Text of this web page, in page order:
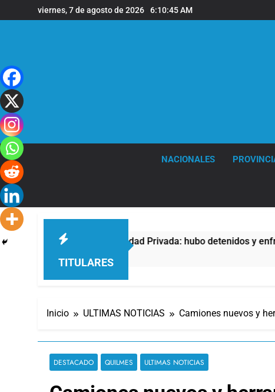
al
viernes, 7 de agosto de 2026 6:10:46 AM
NACIONALES
TITULARES
la Ley de Propiedad Privada: hubo detenidos y
Inicio ULTIMAS NOTICIAS Camiones nuevos y
DESTACADO QUILMES ULTIMAS NOTICIAS